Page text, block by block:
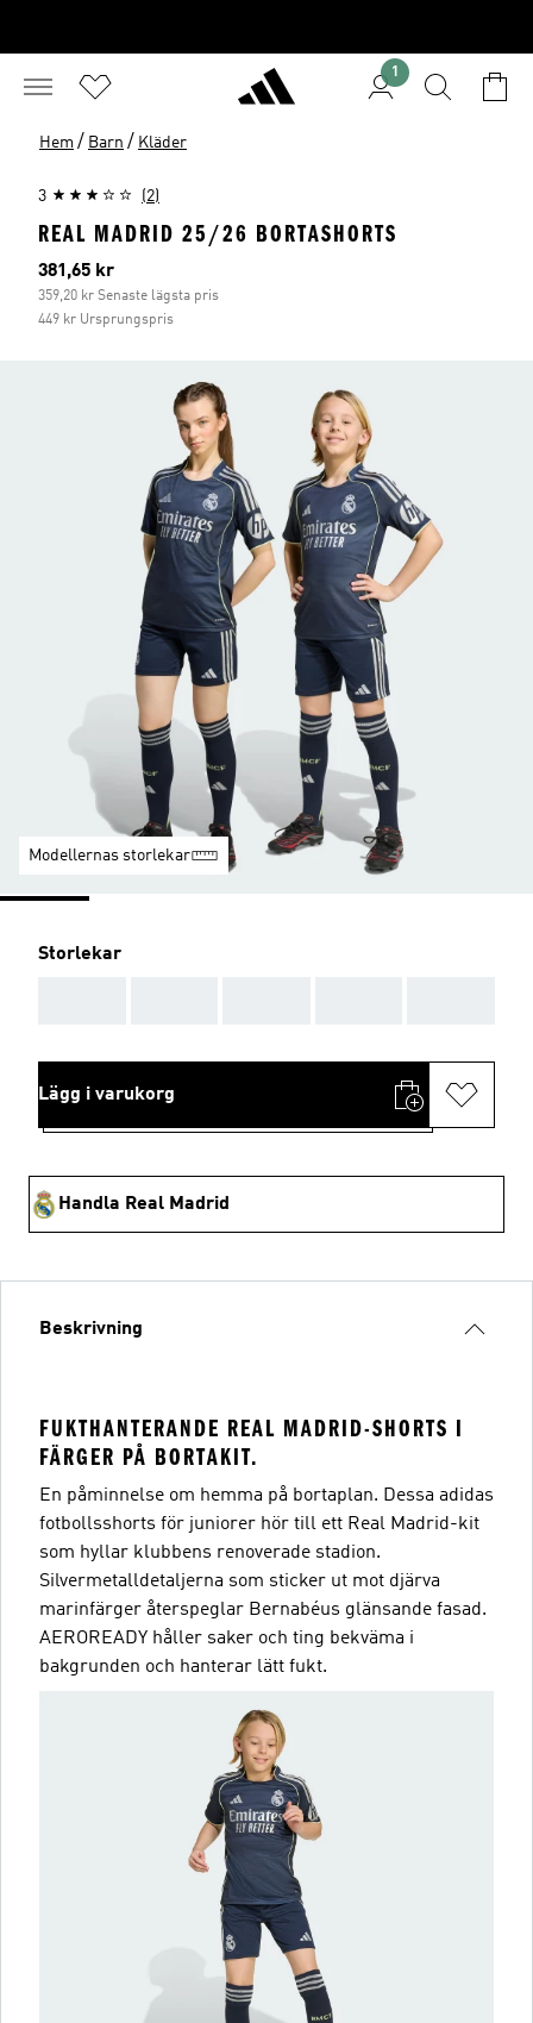
1
Hem / Barn / Kläder
3 (2)
REAL MADRID 25/26 BORTASHORTS
Aktuellt pris
381,65 kr
359,20 kr Senaste lägsta pris
449 kr Ursprungspris
Modellernas storlekar
Storlekar
Lägg i varukorg
Handla Real Madrid
Beskrivning
FUKTHANTERANDE REAL MADRID-SHORTS I
FÄRGER PÅ BORTAKIT.
En påminnelse om hemma på bortaplan. Dessa adidas
fotbollsshorts för juniorer hör till ett Real Madrid-kit
som hyllar klubbens renoverade stadion.
Silvermetalldetaljerna som sticker ut mot djärva
marinfärger återspeglar Bernabéus glänsande fasad.
AEROREADY håller saker och ting bekväma i
bakgrunden och hanterar lätt fukt.